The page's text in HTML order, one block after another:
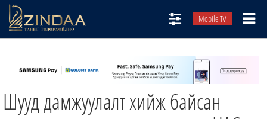
Mobile TV
ТВ8
ӨГЛӨӨНИЙ СОНИН
АУДИО ЗОХИОЛ
Шууд дамжуулалт хийж байсан